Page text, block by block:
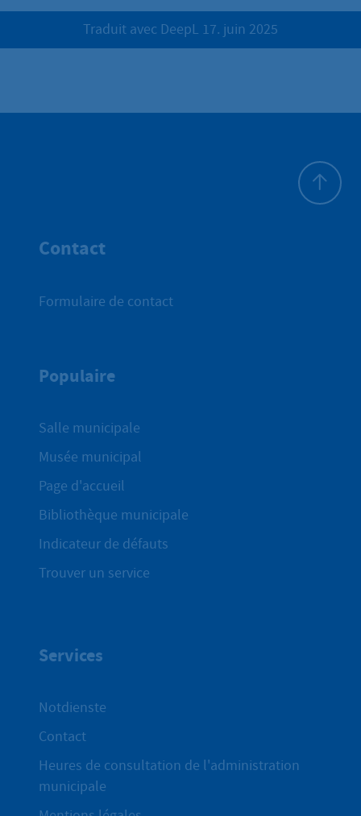
Traduit avec DeepL 17. juin 2025
Contact
Formulaire de contact
Populaire
Salle municipale
Musée municipal
Page d'accueil
Bibliothèque municipale
Indicateur de défauts
Trouver un service
Services
Notdienste
Contact
Heures de consultation de l'administration
municipale